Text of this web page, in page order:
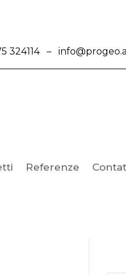
324114–
Referenze